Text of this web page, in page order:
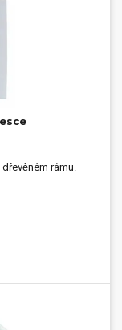
rámu.